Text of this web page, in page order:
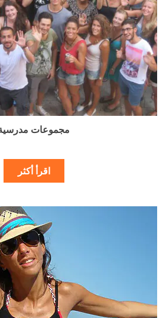
مجموعات مدرسية
اقرأ أكثر